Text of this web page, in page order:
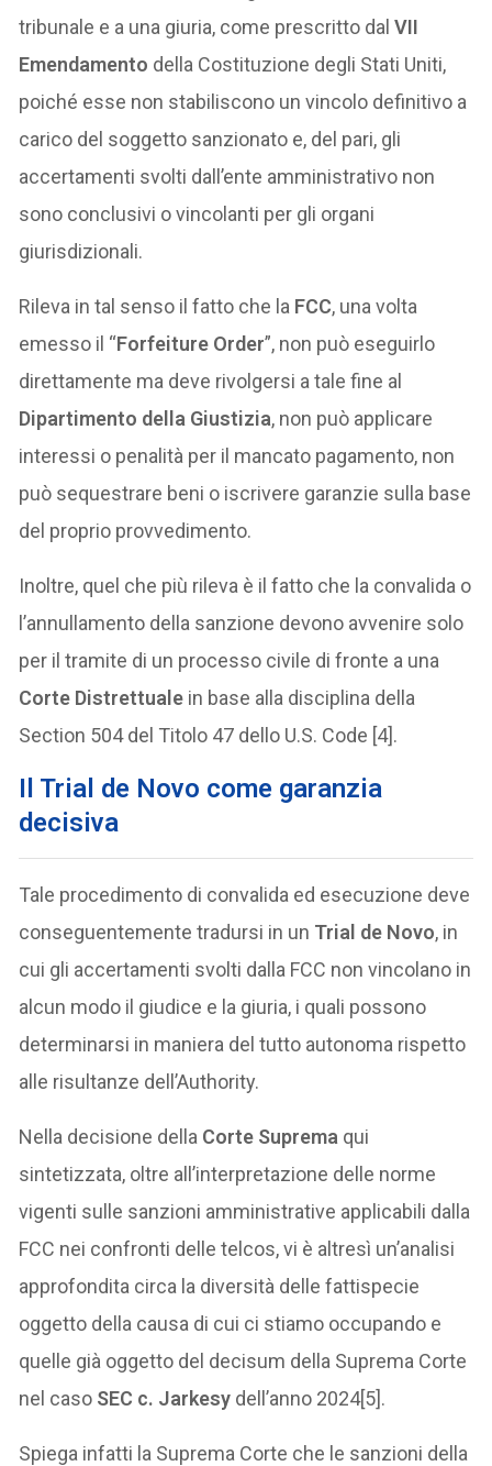
tribunale e a una giuria, come prescritto dalVII
Emendamento della Costituzione degli Stati Uniti,
poiché esse non stabiliscono un vincolo definitivo a
carico del soggetto sanzionato e, del pari, gli
accertamenti svolti dall’ente amministrativo non
sono conclusivi o vincolanti per gli organi
giurisdizionali.
Rileva in tal senso il fatto che la FCC, una volta
emesso il “Forfeiture Order”, non può eseguirlo
direttamente ma deve rivolgersi a tale fine al
Dipartimento della Giustizia, non può applicare
interessi o penalità per il mancato pagamento, non
può sequestrare beni o iscrivere garanzie sulla base
del proprio provvedimento.
Inoltre, quel che più rileva è il fatto che la convalida o
l’annullamento della sanzione devono avvenire solo
per il tramite di un processo civile di fronte a una
Corte Distrettuale in base alla disciplina della
Section 504 del Titolo 47 dello U.S. Code [4].
Il Trial de Novo come garanzia
decisiva
Tale procedimento di convalida ed esecuzione deve
conseguentemente tradursi in un Trial de Novo, in
cui gli accertamenti svolti dalla FCC non vincolano in
alcun modo il giudice e la giuria, i quali possono
determinarsi in maniera del tutto autonoma rispetto
alle risultanze dell’Authority.
Nella decisione della Corte Suprema qui
sintetizzata, oltre all’interpretazione delle norme
vigenti sulle sanzioni amministrative applicabili dalla
FCC nei confronti delle telcos, vi è altresì un’analisi
approfondita circa la diversità delle fattispecie
oggetto della causa di cui ci stiamo occupando e
quelle già oggetto del decisum della Suprema Corte
nel caso SEC c. Jarkesy dell’anno 2024[5].
Spiega infatti la Suprema Corte che le sanzioni della